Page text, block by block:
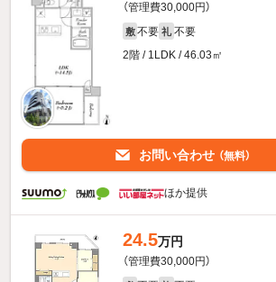
（管理費30,000円）
敷 不要 礼 不要
2階 / 1LDK / 46.03㎡
お問い合わせ （無料）
ほか提供
24.5万円
（管理費30,000円）